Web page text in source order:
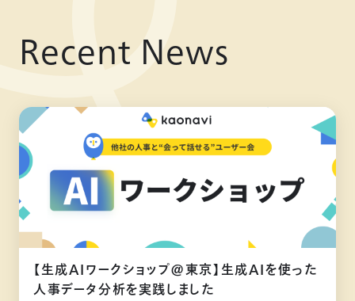
Recent News
【生成AIワークショップ@東京】生成AIを使った
人事データ分析を実践しました